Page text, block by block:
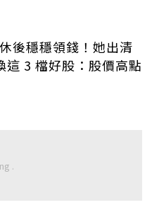
後穩穩領錢！她出清
這 3 檔好股：股價高點